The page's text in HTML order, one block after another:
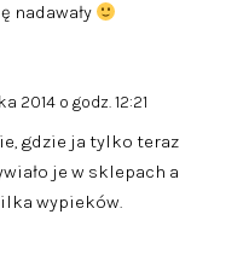
nadawały
2014 o godz. 12:21
gdzie ja tylko teraz
je w sklepach a
wypieków.